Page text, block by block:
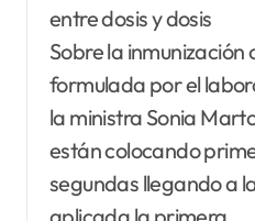
entre dosis y dosis
Sobre la inmunización
formulada por el
la ministra Sonia
están colocando
segundas llegando a